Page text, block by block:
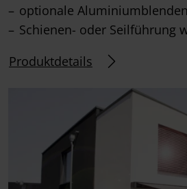
optionale
Schienen- oder Seilführung
Produktdetails